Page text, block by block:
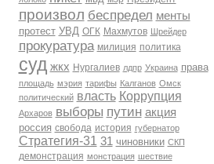
произвол беспредел менты
протест УВД ОГК Махмутов Шрейдер
прокуратура милиция политика
суд жкх Нургалиев лдпр Украина права
площадь мэрия тарифы Калганов Омск
политический власть Коррупция
Архаров выборы путин акция
россия свобода история губернатор
Стратегия-31 31 чиновники СКП
демонстрация монстрация шествие